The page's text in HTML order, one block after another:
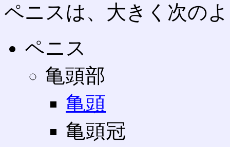
ペニスは、大きく次の
ペニス
亀頭部
亀頭
亀頭冠